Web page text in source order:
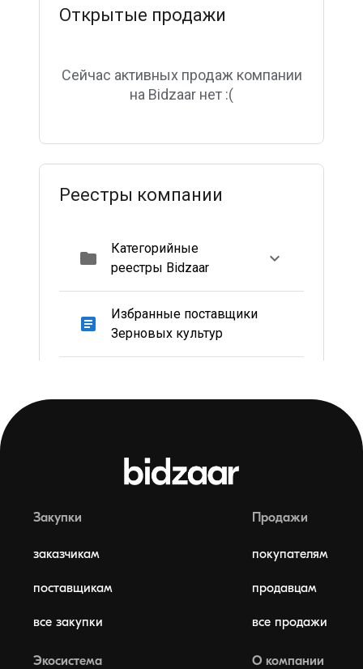
Закупки
заказчикам
поставщикам
все закупки
Продажи
покупателям
продавцам
все продажи
Экосистема О компании